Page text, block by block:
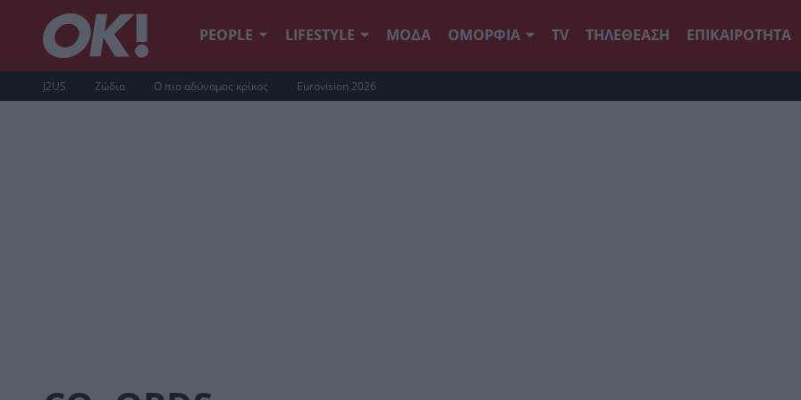
PEOPLE LIFESTYLE ΜΟΔΑ ΟΜΟΡΦΙΑ TV ΤΗΛΕΘΕΑΣΗ ΕΠΙΚΑΙΡΟΤΗΤΑ
J2US Ζώδια Ο πιο αδύναμος κρίκος Eurovision 2026